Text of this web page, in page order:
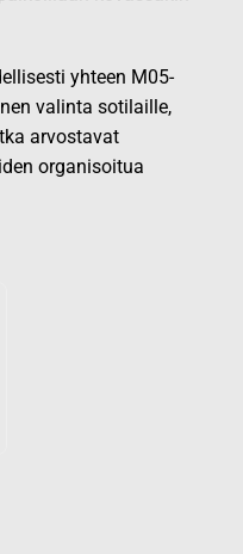
yhteen M05-
valinta sotilaille,
arvostavat
organisoitua